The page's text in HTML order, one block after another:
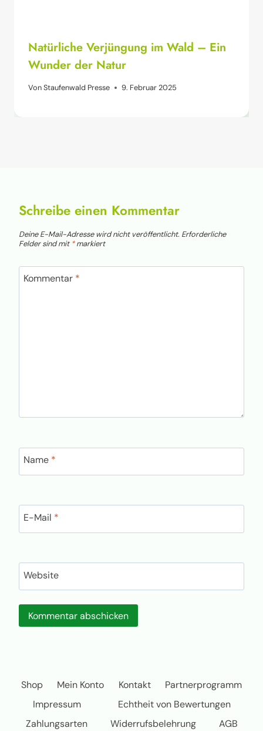
Natürliche Verjüngung im Wald – Ein
Wunder der Natur
VonStaufenwald Presse 9. Februar 2025
Schreibe einen Kommentar
Deine E-Mail-Adresse wird nicht veröffentlicht. Erforderliche
Felder sind mit *markiert
Kommentar *
Name *
E-Mail *
Website
Shop Mein Konto Kontakt
Partnerprogramm
Impressum
Echtheit von Bewertungen
Zahlungsarten
Widerrufsbelehrung AGB